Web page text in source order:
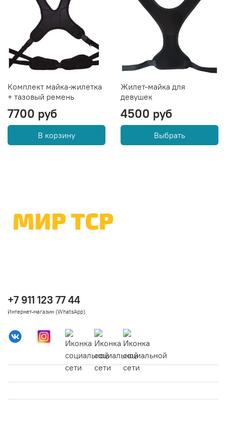
Комплект майка-жилетка
+ тазовый ремень
7700 руб
В корзину
Жилет-майка для
девушек
4500 руб
Выбрать
+7 911 123 77 44
Интернет-магазин (WhatsApp)